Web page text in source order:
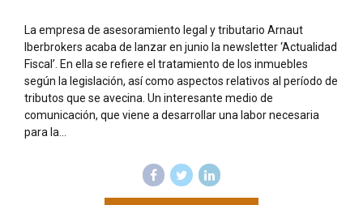
La empresa de asesoramiento legal y tributario Arnaut
Iberbrokers acaba de lanzar en junio la newsletter ‘Actualidad
Fiscal’. En ella se refiere el tratamiento de los inmuebles
según la legislación, así como aspectos relativos al período de
tributos que se avecina. Un interesante medio de
comunicación, que viene a desarrollar una labor necesaria
para la...